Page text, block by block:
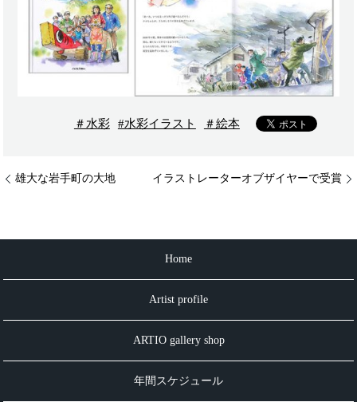
＃水彩 #水彩イラスト ＃絵本
雄大な岩手町の大地 イラストレーターオブザイヤーで受賞
Home
Artist profile
ARTIO gallery shop
年間スケジュール